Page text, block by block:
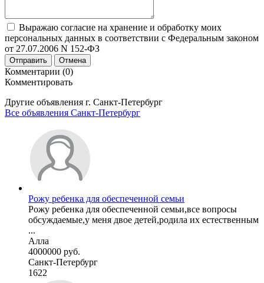
Выражаю согласие на хранение и обработку моих
персональных данных в соответствии с Федеральным законом
от 27.07.2006 N 152-ФЗ
Отправить Отмена
Комментарии (0)
Комментировать
Другие объявления г. Санкт-Петербург
Все объявления Санкт-Петербург
Рожу ребенка для обеспеченной семьи
Рожу ребенка для обеспеченной семьи,все вопросы
обсуждаемые,у меня двое детей,родила их естественным
...
Алла
4000000 руб.
Санкт-Петербург
1622